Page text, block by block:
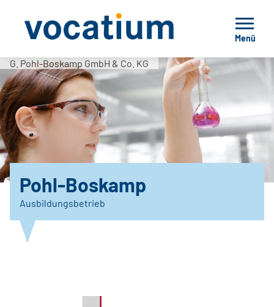
Menü
G. Pohl-Boskamp GmbH & Co. KG
Pohl-Boskamp
Ausbildungsbetrieb